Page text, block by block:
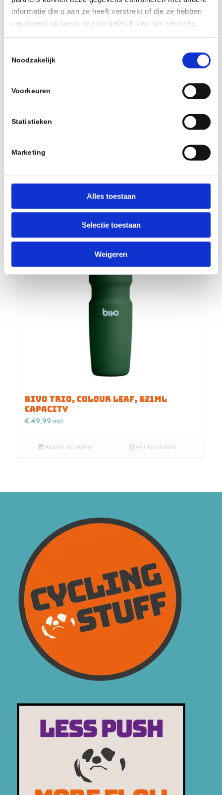
informatie die u aan ze heeft verstrekt of die ze hebben
verzameld op basis van uw gebruik van hun services.
Noodzakelijk
Voorkeuren
Statistieken
Marketing
Alles toestaan
Selectie toestaan
Weigeren
BIVO ONE, COLOUR OCEAN, 621ML, NON-
€39,99
Ajouter au panier Voir les détails
BIVO TRIO, COLOUR LEAF, 621ML
CAPACITY
€49,99 incl.
Ajouter au panier Voir les détails